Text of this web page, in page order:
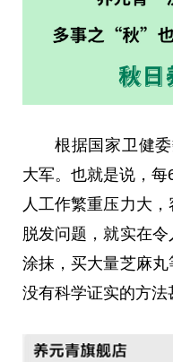
根据国家卫健
大军。也就是说，
人工作繁重压力大
脱发问题，就实在
涂抹，买大量芝麻
没有科学证实的方法